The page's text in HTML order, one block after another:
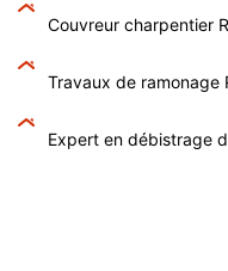
Couvreur charpentier
Travaux de ramonage
Expert en débistrage